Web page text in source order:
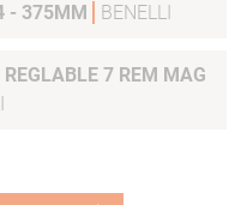
24 - 375MM
BENELLI
7 REM MAG